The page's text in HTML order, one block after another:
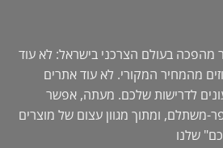
מהפכה בעולם הצרכני בישראל: לא עוד
מהמחיר המקורי. לא עוד אתרים
לדרישות שלכם. מעתה, אפשר
משתלם, ומתוך מגוון עצום של מוצרים
" שלנו